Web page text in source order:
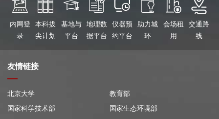
内网登
录
本科拔
尖计划
基地与
平台
地理数
据平台
仪器预
约平台
助力城
环
会场租
用
交通路
线
友情链接
北京大学
教育部
国家科学技术部
国家生态环境部